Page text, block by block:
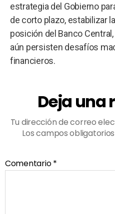
estrategia del Gobierno
de corto plazo, estabilizar
posición del Banco
aún persisten desafíos
financieros.
Deja una
Tu dirección de correo
Los campos
Comentario*